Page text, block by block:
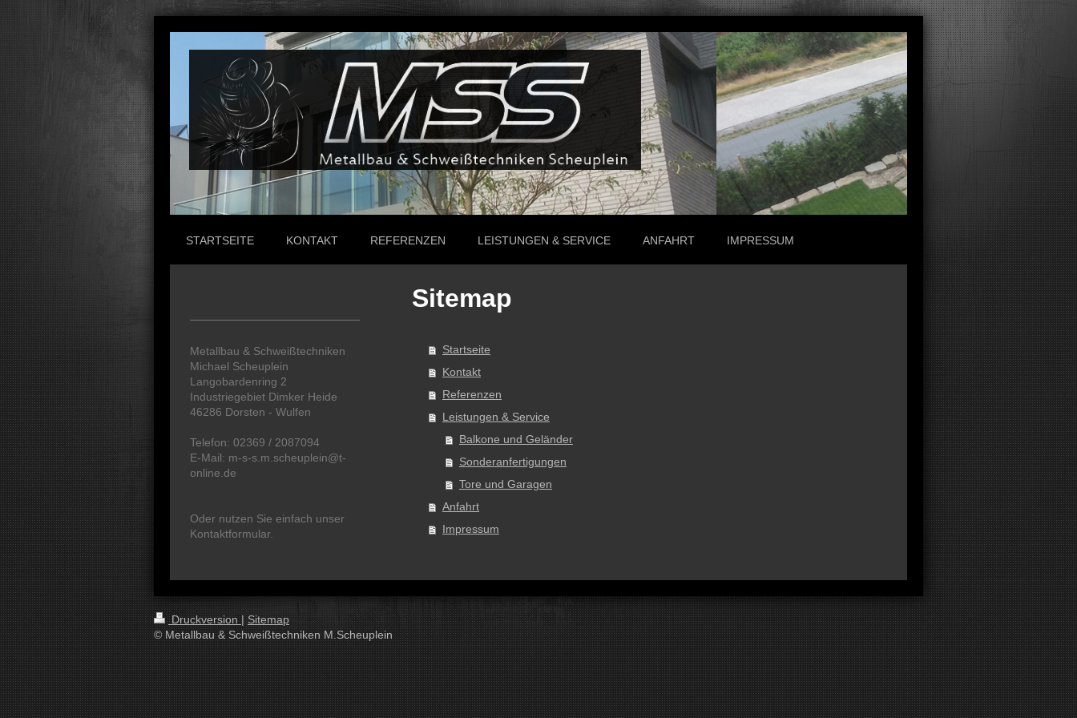
STARTSEITE KONTAKT REFERENZEN LEISTUNGEN & SERVICE ANFAHRT IMPRESSUM
Sitemap
Startseite
Kontakt
Referenzen
Leistungen & Service
Balkone und Geländer
Sonderanfertigungen
Tore und Garagen
Anfahrt
Impressum
Metallbau & Schweißtechniken
Michael Scheuplein
Langobardenring 2
Industriegebiet Dimker Heide
46286 Dorsten - Wulfen
Telefon: 02369 / 2087094
E-Mail: m-s-s.m.scheuplein@t-
online.de
Oder nutzen Sie einfach unser
Kontaktformular.
Druckversion| Sitemap
© Metallbau & Schweißtechniken M.Scheuplein